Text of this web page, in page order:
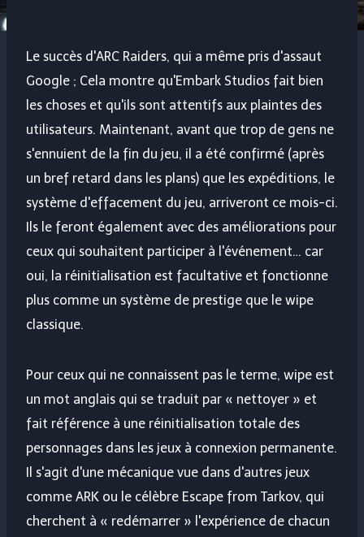
Le succès d'ARC Raiders, qui a même pris d'assaut
Google ; Cela montre qu'Embark Studios fait bien
les choses et qu'ils sont attentifs aux plaintes des
utilisateurs. Maintenant, avant que trop de gens ne
s'ennuient de la fin du jeu, il a été confirmé (après
un bref retard dans les plans) que les expéditions, le
système d'effacement du jeu, arriveront ce mois-ci.
Ils le feront également avec des améliorations pour
ceux qui souhaitent participer à l'événement… car
oui, la réinitialisation est facultative et fonctionne
plus comme un système de prestige que le wipe
classique.
Pour ceux qui ne connaissent pas le terme, wipe est
un mot anglais qui se traduit par « nettoyer » et
fait référence à une réinitialisation totale des
personnages dans les jeux à connexion permanente.
Il s'agit d'une mécanique vue dans d'autres jeux
comme ARK ou le célèbre Escape from Tarkov, qui
cherchent à « redémarrer » l'expérience de chacun